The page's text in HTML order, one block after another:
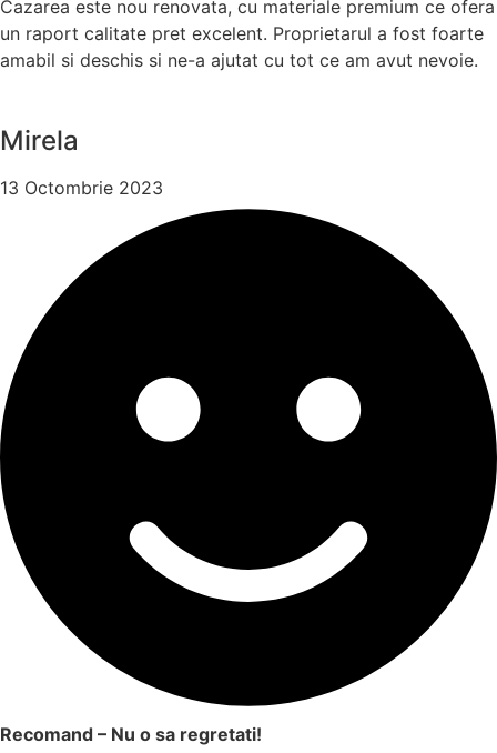
Cazarea este nou renovata, cu materiale premium ce ofera
un raport calitate pret excelent. Proprietarul a fost foarte
amabil si deschis si ne-a ajutat cu tot ce am avut nevoie.
Mirela
13 Octombrie 2023
Recomand – Nu o sa regretati!